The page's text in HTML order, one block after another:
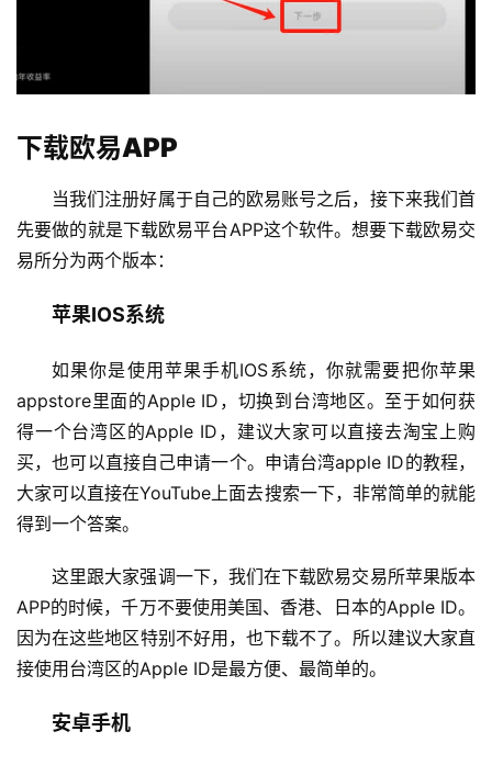
下载欧易APP
当我们注册好属于自己的欧易账号之后，接下来我们首
先要做的就是下载欧易平台APP这个软件。想要下载欧易交
易所分为两个版本：
苹果IOS系统
如果你是使用苹果手机IOS系统，你就需要把你苹果
appstore里面的Apple ID，切换到台湾地区。至于如何获
得一个台湾区的Apple ID，建议大家可以直接去淘宝上购
买，也可以直接自己申请一个。申请台湾apple ID的教程，
大家可以直接在YouTube上面去搜索一下，非常简单的就能
得到一个答案。
这里跟大家强调一下，我们在下载欧易交易所苹果版本
APP的时候，千万不要使用美国、香港、日本的Apple ID。
因为在这些地区特别不好用，也下载不了。所以建议大家直
接使用台湾区的Apple ID是最方便、最简单的。
安卓手机